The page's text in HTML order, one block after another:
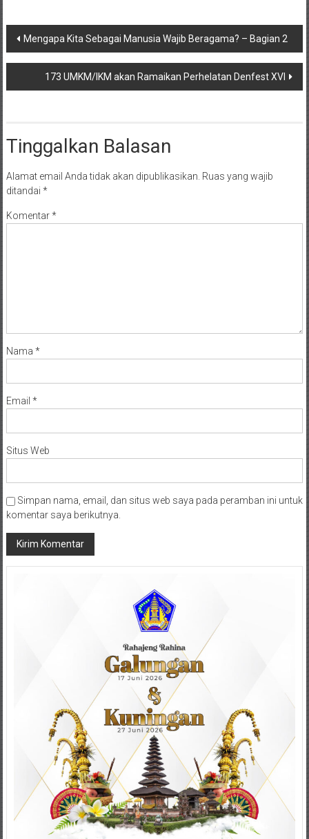
Navigasi
pos
Mengapa Kita Sebagai Manusia Wajib Beragama? – Bagian 2
173 UMKM/IKM akan Ramaikan Perhelatan Denfest XVI
Tinggalkan Balasan
Alamat email Anda tidak akan dipublikasikan. Ruas yang wajib
ditandai *
Komentar*
Nama *
Email *
Situs Web
Simpan nama, email, dan situs web saya pada peramban ini untuk
komentar saya berikutnya.